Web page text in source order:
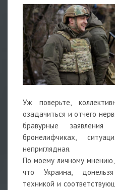
Уж поверьте,
озадачиться и отчего
бравурные
бронелифчиках,
неприглядная.
По моему личному
что Украина,
техникой и